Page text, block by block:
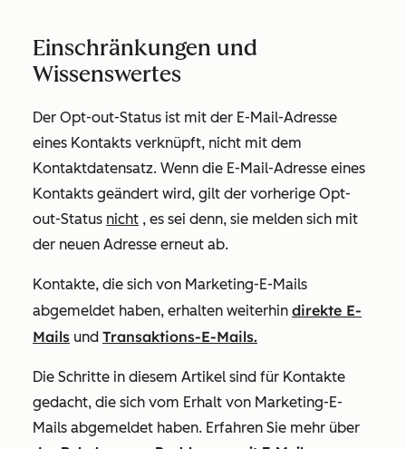
Einschränkungen und
Wissenswertes
Der Opt-out-Status ist mit der E-Mail-Adresse
eines Kontakts verknüpft, nicht mit dem
Kontaktdatensatz. Wenn die E-Mail-Adresse eines
Kontakts geändert wird, gilt der vorherige Opt-
out-Status nicht , es sei denn, sie melden sich mit
der neuen Adresse erneut ab.
Kontakte, die sich von Marketing-E-Mails
abgemeldet haben, erhalten weiterhin direkte E-
Mails und Transaktions-E-Mails.
Die Schritte in diesem Artikel sind für Kontakte
gedacht, die sich vom Erhalt von Marketing-E-
Mails abgemeldet haben. Erfahren Sie mehr über